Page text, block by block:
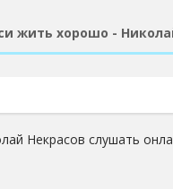
жить хорошо -
Некрасов слушать